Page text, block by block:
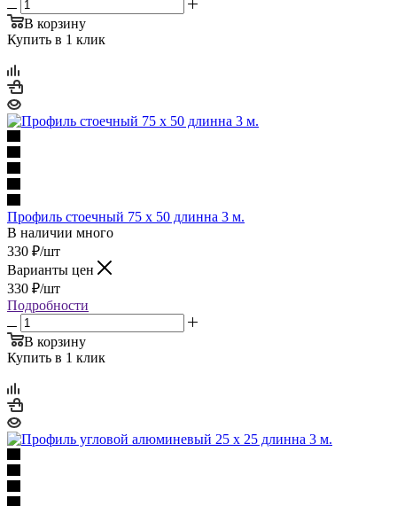
В корзину
Купить в 1 клик
Профиль стоечный 75 x 50 длинна 3 м.
В наличии много
330 ₽/шт
Варианты цен
330 ₽/шт
Подробности
В корзину
Купить в 1 клик